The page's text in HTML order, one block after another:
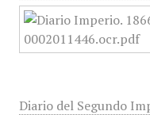
Diario del Segundo